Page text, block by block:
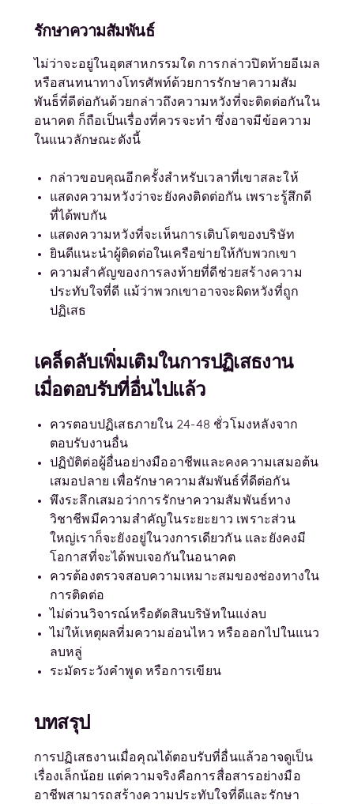
รักษาความสัมพันธ์
ไม่ว่าจะอยู่ในอุตสาหกรรมใด การกล่าวปิดท้ายอีเมล
หรือสนทนาทางโทรศัพท์ด้วยการรักษาความสัม
พันธ็ที่ดีต่อกันด้วยกล่าวถึงความหวังที่จะติดต่อกันใน
อนาคต ก็ถือเป็นเรื่องที่ควรจะทำ ซึ่งอาจมีข้อความ
ในแนวลักษณะดังนี้
กล่าวขอบคุณอีกครั้งสำหรับเวลาที่เขาสละให้
แสดงความหวังว่าจะยังคงติดต่อกัน เพราะรู้สึกดี
ที่ได้พบกัน
แสดงความหวังที่จะเห็นการเติบโตของบริษัท
ยินดีแนะนำผู้ติดต่อในเครือข่ายให้กับพวกเขา
ความสำคัญของการลงท้ายที่ดีช่วยสร้างความ
ประทับใจที่ดี แม้ว่าพวกเขาอาจจะผิดหวังที่ถูก
ปฏิเสธ
เคล็ดลับเพิ่มเติมในการปฏิเสธงาน
เมื่อตอบรับที่อื่นไปแล้ว
ควรตอบปฏิเสธภายใน 24-48 ชั่วโมงหลังจาก
ตอบรับงานอื่น
ปฏิบัติต่อผู้อื่นอย่างมืออาชีพและคงความเสมอต้น
เสมอปลาย เพื่อรักษาความสัมพันธ์ที่ดีต่อกัน
พึงระลึกเสมอว่าการรักษาความสัมพันธ์ทาง
วิชาชีพมีความสำคัญในระยะยาว เพราะส่วน
ใหญ่เราก็จะยังอยู่ในวงการเดียวกัน และยังคงมี
โอกาสที่จะได้พบเจอกันในอนาคต
ควรต้องตรวจสอบความเหมาะสมของช่องทางใน
การติดต่อ
ไม่ด่วนวิจารณ์หรือตัดสินบริษัทในแง่ลบ
ไม่ให้เหตุผลที่มความอ่อนไหว หรือออกไปในแนว
ลบหลู่
ระมัดระวังคำพูด หรือการเขียน
บทสรุป
การปฏิเสธงานเมื่อคุณได้ตอบรับที่อื่นแล้วอาจดูเป็น
เรื่องเล็กน้อย แต่ความจริงคือการสื่อสารอย่างมือ
อาชีพสามารถสร้างความประทับใจที่ดีและรักษา